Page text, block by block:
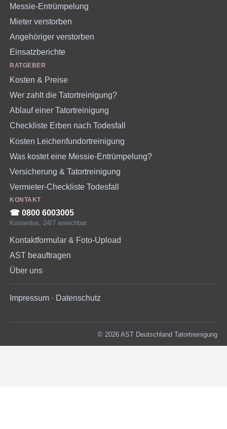
Messie-Entrümpelung
Mieter verstorben
Angehöriger verstorben
Einsatzberichte
RATGEBER
Kosten & Preise
Wer zahlt die Tatortreinigung?
Ablauf einer Tatortreinigung
Checkliste Erben nach Todesfall
Kosten Leichenfundortreinigung
Was kostet eine Messie-Entrümpelung?
Versicherung & Tatortreinigung
Vermieter-Checkliste Todesfall
KONTAKT
☎︎ 0800 6003005
Kostenlos, 24/7 erreichbar
Kontaktformular & Foto-Upload
AST beauftragen
Über uns
Impressum · Datenschutz
© 2026 AST Deutschland Tatortreinigung